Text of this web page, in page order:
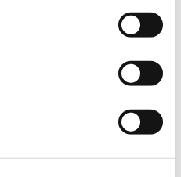
acácia-das-espigas: